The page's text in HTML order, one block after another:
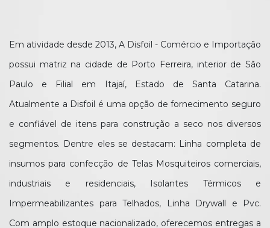
Em atividade desde 2013, A Disfoil - Comércio e Importação
possui matriz na cidade de Porto Ferreira, interior de São
Paulo e Filial em Itajaí, Estado de Santa Catarina.
Atualmente a Disfoil é uma opção de fornecimento seguro
e confiável de itens para construção a seco nos diversos
segmentos. Dentre eles se destacam: Linha completa de
insumos para confecção de Telas Mosquiteiros comerciais,
industriais e residenciais, Isolantes Térmicos e
Impermeabilizantes para Telhados, Linha Drywall e Pvc.
Com amplo estoque nacionalizado, oferecemos entregas a